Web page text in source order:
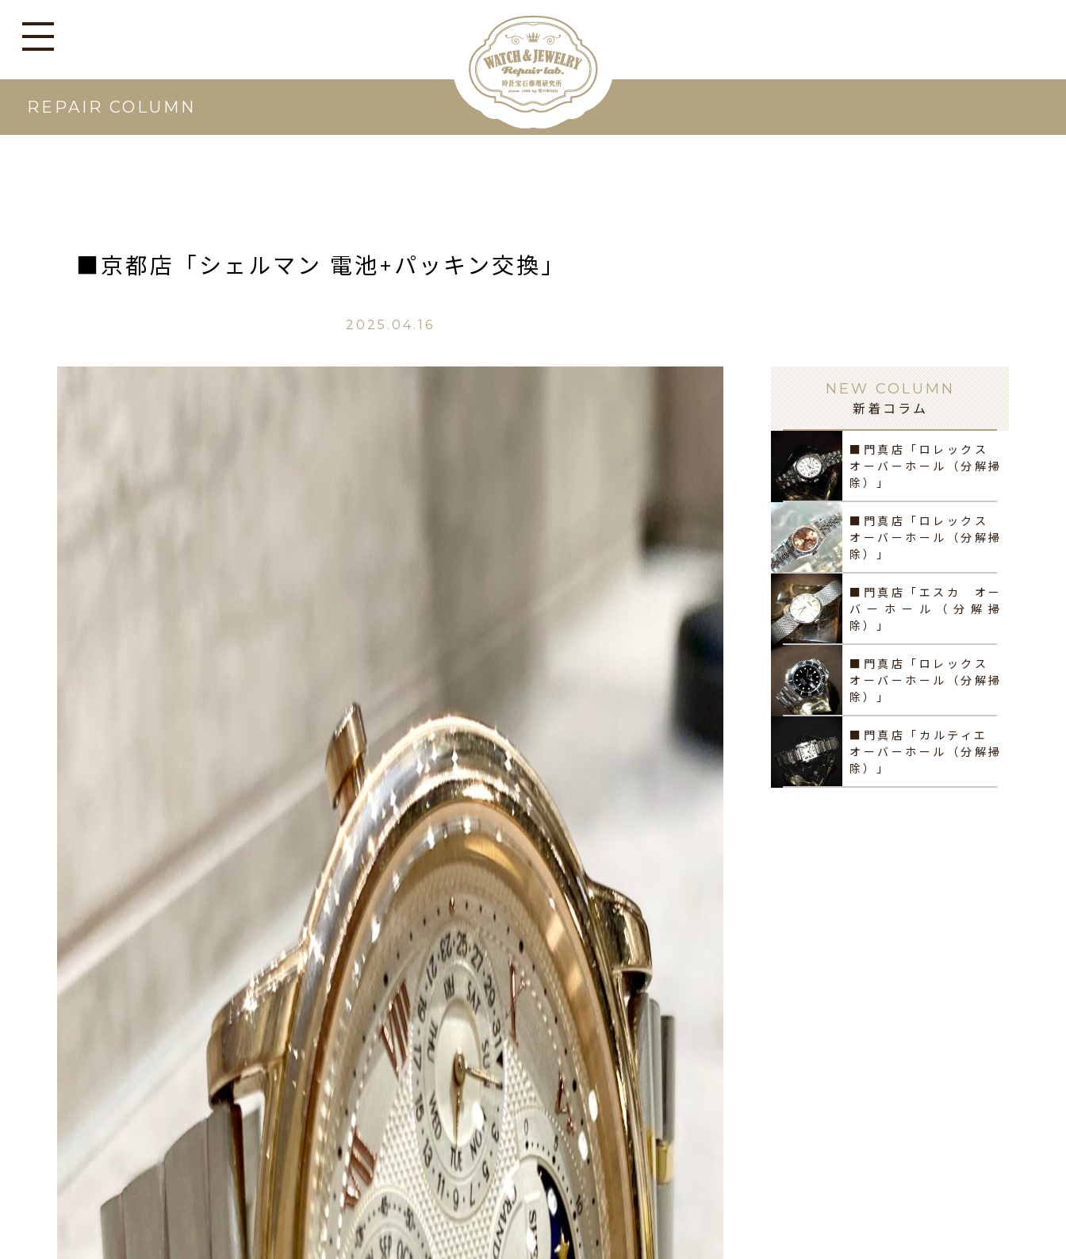
REPAIR COLUMN
■京都店「シェルマン 電池+パッキン交換」
2025.04.16
NEW COLUMN
新着コラム
■門真店「ロレックス
オーバーホール（分解掃
除）」
■門真店「ロレックス
オーバーホール（分解掃
除）」
■門真店「エスカ オー
バーホール（分解掃
除）」
■門真店「ロレックス
オーバーホール（分解掃
除）」
■門真店「カルティエ
オーバーホール（分解掃
除）」